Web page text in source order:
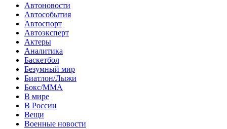
Автоновости
Автособытия
Автоспорт
Автоэксперт
Актеры
Аналитика
Баскетбол
Безумный мир
Биатлон/Лыжи
Бокс/MMA
В мире
В России
Вещи
Военные новости